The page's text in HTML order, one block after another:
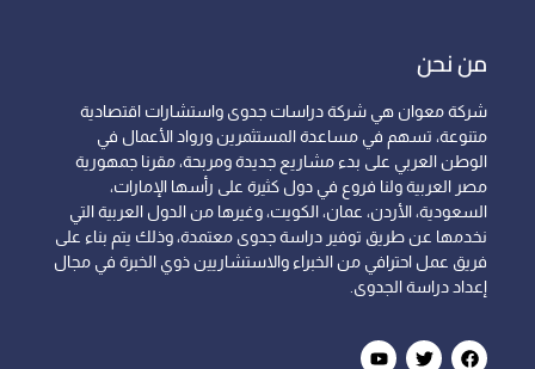
من نحن
شركة معوان هي شركة دراسات جدوى واستشارات اقتصادية
متنوعة، تسهم في مساعدة المستثمرين ورواد الأعمال في
الوطن العربي على بدء مشاريع جديدة ومربحة، مقرنا جمهورية
مصر العربية ولنا فروع في دول كثيرة على رأسها الإمارات،
السعودية، الأردن، عمان، الكويت، وغيرها من الدول العربية التي
نخدمها عن طريق توفير دراسة جدوى معتمدة، وذلك يتم بناء على
فريق عمل احترافي من الخبراء والاستشاريين ذوي الخبرة في مجال
إعداد دراسة الجدوى.